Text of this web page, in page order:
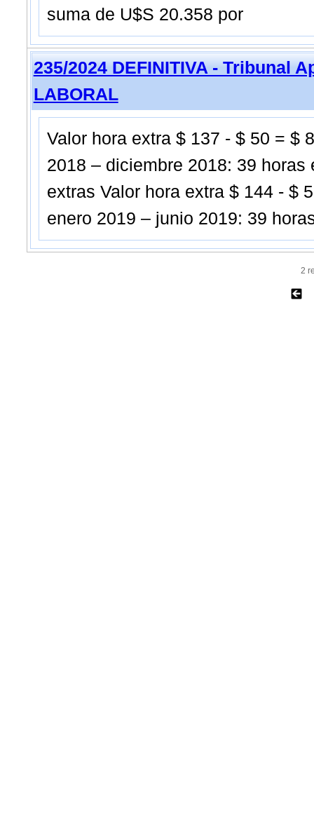
suma de U$S 20.358 por
235/2024 DEFINITIVA - Tribunal
LABORAL
Valor hora extra $ 137 - $ 50 = $
2018 – diciembre 2018: 39
extras Valor hora extra $ 144 - $
enero 2019 – junio 2019: 39
2